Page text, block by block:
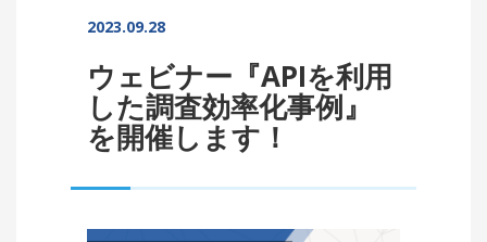
2023.09.28
ウェビナー『APIを利用
した調査効率化事例』
を開催します！